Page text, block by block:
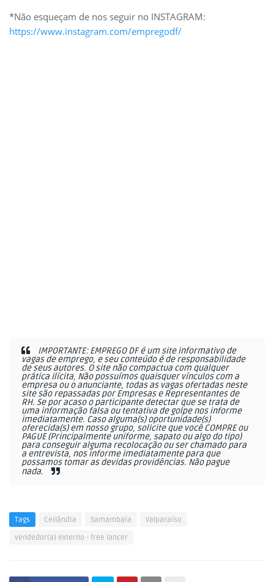
*Não esqueçam de nos seguir no INSTAGRAM:
https://www.instagram.com/empregodf/
IMPORTANTE: EMPREGO DF é um site informativo de
vagas de emprego, e seu conteúdo é de responsabilidade
de seus autores. O site não compactua com qualquer
prática ilícita, Não possuímos quaisquer vínculos com a
empresa ou o anunciante, todas as vagas ofertadas neste
site são repassadas por Empresas e Representantes de
RH. Se por acaso o participante detectar que se trata de
uma informação falsa ou tentativa de golpe nos informe
imediatamente. Caso alguma(s) oportunidade(s)
oferecida(s) em nosso grupo, solicite que você COMPRE ou
PAGUE (Principalmente uniforme, sapato ou algo do tipo)
para conseguir alguma recolocação ou ser chamado para
a entrevista, nos informe imediatamente para que
possamos tomar as devidas providências. Não pague
nada.
Tags Ceilândia Samambaia
Valparaíso
vendedor(a) externo - free lancer